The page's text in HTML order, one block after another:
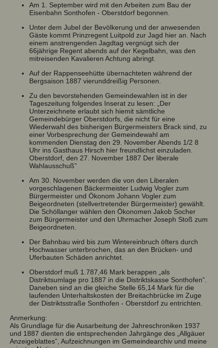
Am 1. September wird mit den Arbeiten zum Bau der
Eisenbahn Sonthofen - Oberstdorf begonnen.
Unter dem Jubel der Bevölkerung und der anwesenden
Gäste kommt Prinzregent Luitpold zur Jagd hier an. Nach
einem anstrengenden Jagdtag vergnügt sich der
66jährige Regent abends auf der Kegelbahn, was den
mitreisenden Kavalieren Achtung abringt.
Auf der Rappenseehütte übernachteten während der
Bergsaison 1887 vierunddreißig Personen.
Zu den bevorstehenden Gemeindewahlen ist in der
Tageszeitung folgendes Inserat zu lesen: „Der
Unterzeichnete erlaubt sich hiemit sämtliche
Gemeindebürger Oberstdorfs, die nicht für eine
Wiederwahl des bisherigen Bürgermeisters Brack sind, zu
einer Vorbesprechung der Gemeindewahl am
kommenden Dienstag den 29. November Abends 1/2 8
Uhr ins Gasthaus Hirsch hier freundlichst einzuladen.
Oberstdorf, den 27. November 1887 Der liberale
Wahlausschuß”
Am 30. November werden die von den Liberalen
vorgeschlagenen Bäckermeister Ludwig Vogler zum
Bürgermeister und Ökonom Johann Vogler zum
Beigeordneten (stellvertretender Bürgermeister) gewählt.
Die Schöllanger wählen den Ökonomen Jakob Socher
zum Bürgermeister und den Uhrmacher Joseph Stoß zum
Beigeordneten.
Der Bahnbau wird bis zum Wintereinbruch öfters durch
Hochwasser unterbrochen, das an den Brücken- und
Uferbauten Schäden anrichtet.
Oberstdorf muß 1.787,46 Mark berappen „als
Distriktsumlage pro 1887 in die Distriktskasse Sonthofen”.
Daneben sind an die gleiche Stelle 65,14 Mark für die
laufenden Unterhaltskosten der Breitachbrücke im Zuge
der Distriktsstraße Sonthofen - Oberstdorf zu entrichten.
Anmerkung:
Als Grundlage für die Ausarbeitung der Jahreschroniken 1937
und 1887 dienten die entsprechenden Jahrgänge des „Allgäuer
Anzeigeblattes”, Aufzeichnungen im Gemeindearchiv und meine